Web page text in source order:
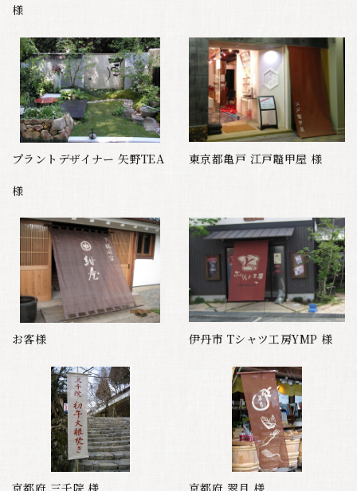
様
プラントデザイナー 矢野TEA
様
東京都亀戸 江戸鼈甲屋 様
お客様 伊丹市 Tシャツ工房YMP 様
京都府 三千院 様 京都府 翠月 様